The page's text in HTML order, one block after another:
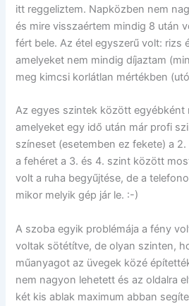
itt reggeliztem. Napközben nem
és mire visszaértem mindig 8 után
fért bele. Az étel egyszerű volt: rizs
amelyeket nem mindig díjaztam
meg kimcsi korlátlan mértékben
Az egyes szintek között egyébként
amelyeket egy idő után már profi
színeset (esetemben ez fekete) a
a fehéret a 3. és 4. szint között
volt a ruha begyűjtése, de a
mikor melyik gép jár le. :-)
A szoba egyik problémája a fény
voltak sötétítve, de olyan szinten,
műanyagot az üvegek közé
nem nagyon lehetett és az oldalra
két kis ablak maximum abban